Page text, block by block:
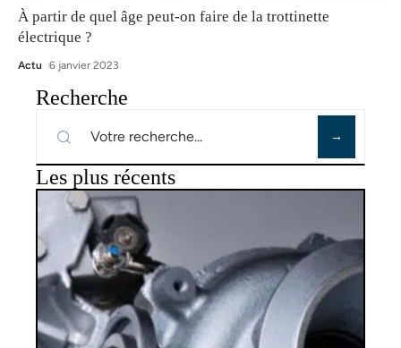
À partir de quel âge peut-on faire de la trottinette
électrique ?
Actu 6 janvier 2023
Recherche
Les plus récents